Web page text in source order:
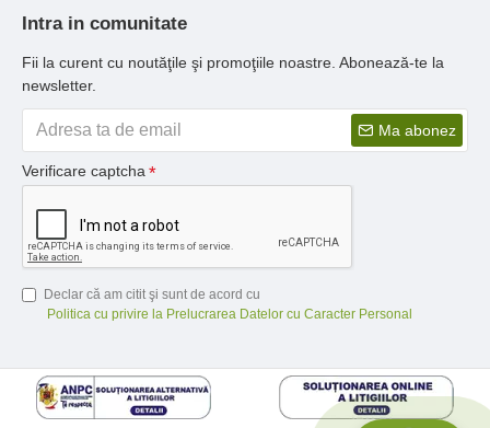
Intra in comunitate
Fii la curent cu noutăţile şi promoţiile noastre. Abonează-te la
newsletter.
Ma abonez
Verificare captcha
Declar că am citit şi sunt de acord cu
Politica cu privire la Prelucrarea Datelor cu Caracter Personal